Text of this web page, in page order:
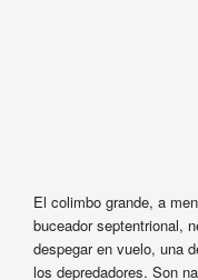
El colimbo grande, a
buceador septentrional,
despegar en vuelo, una
los depredadores. Son